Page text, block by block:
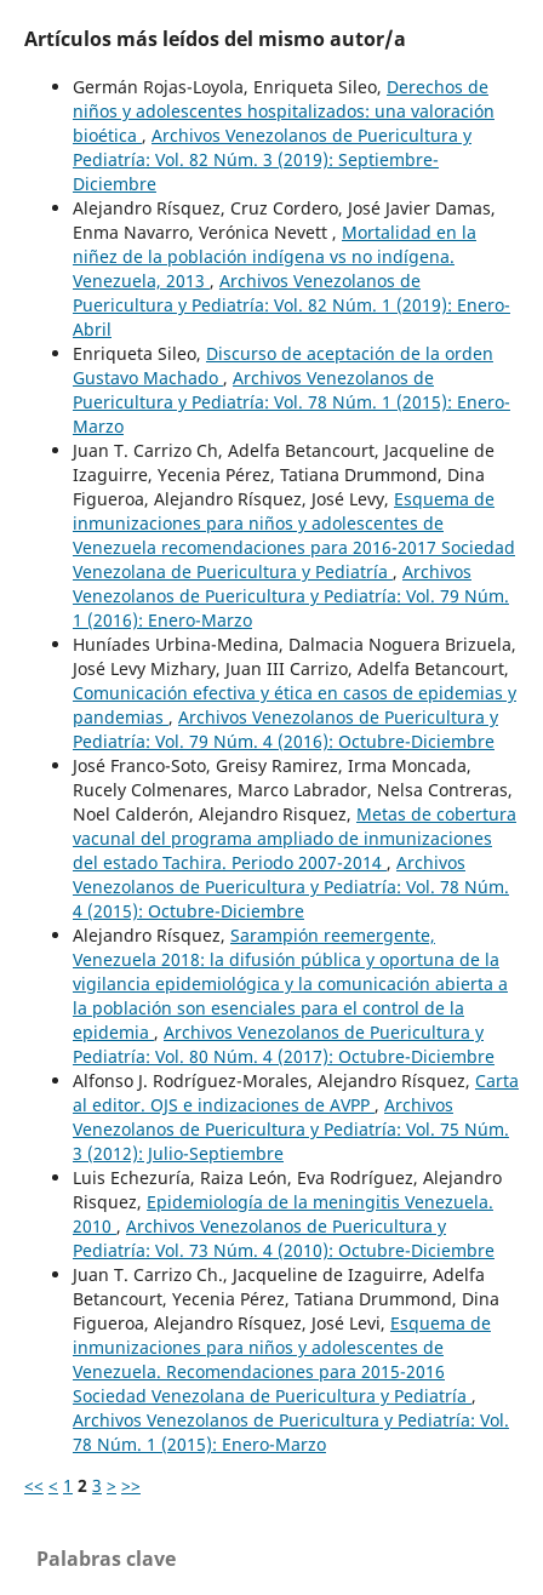
Artículos más leídos del mismo autor/a
Germán Rojas-Loyola, Enriqueta Sileo, Derechos de
niños y adolescentes hospitalizados: una valoración
bioética , Archivos Venezolanos de Puericultura y
Pediatría: Vol. 82 Núm. 3 (2019): Septiembre-
Diciembre
Alejandro Rísquez, Cruz Cordero, José Javier Damas,
Enma Navarro, Verónica Nevett , Mortalidad en la
niñez de la población indígena vs no indígena.
Venezuela, 2013 , Archivos Venezolanos de
Puericultura y Pediatría: Vol. 82 Núm. 1 (2019): Enero-
Abril
Enriqueta Sileo, Discurso de aceptación de la orden
Gustavo Machado , Archivos Venezolanos de
Puericultura y Pediatría: Vol. 78 Núm. 1 (2015): Enero-
Marzo
Juan T. Carrizo Ch, Adelfa Betancourt, Jacqueline de
Izaguirre, Yecenia Pérez, Tatiana Drummond, Dina
Figueroa, Alejandro Rísquez, José Levy, Esquema de
inmunizaciones para niños y adolescentes de
Venezuela recomendaciones para 2016-2017 Sociedad
Venezolana de Puericultura y Pediatría , Archivos
Venezolanos de Puericultura y Pediatría: Vol. 79 Núm.
1 (2016): Enero-Marzo
Huníades Urbina-Medina, Dalmacia Noguera Brizuela,
José Levy Mizhary, Juan III Carrizo, Adelfa Betancourt,
Comunicación efectiva y ética en casos de epidemias y
pandemias , Archivos Venezolanos de Puericultura y
Pediatría: Vol. 79 Núm. 4 (2016): Octubre-Diciembre
José Franco-Soto, Greisy Ramirez, Irma Moncada,
Rucely Colmenares, Marco Labrador, Nelsa Contreras,
Noel Calderón, Alejandro Risquez, Metas de cobertura
vacunal del programa ampliado de inmunizaciones
del estado Tachira. Periodo 2007-2014 , Archivos
Venezolanos de Puericultura y Pediatría: Vol. 78 Núm.
4 (2015): Octubre-Diciembre
Alejandro Rísquez, Sarampión reemergente,
Venezuela 2018: la difusión pública y oportuna de la
vigilancia epidemiológica y la comunicación abierta a
la población son esenciales para el control de la
epidemia , Archivos Venezolanos de Puericultura y
Pediatría: Vol. 80 Núm. 4 (2017): Octubre-Diciembre
Alfonso J. Rodríguez-Morales, Alejandro Rísquez, Carta
al editor. OJS e indizaciones de AVPP , Archivos
Venezolanos de Puericultura y Pediatría: Vol. 75 Núm.
3 (2012): Julio-Septiembre
Luis Echezuría, Raiza León, Eva Rodríguez, Alejandro
Risquez, Epidemiología de la meningitis Venezuela.
2010 , Archivos Venezolanos de Puericultura y
Pediatría: Vol. 73 Núm. 4 (2010): Octubre-Diciembre
Juan T. Carrizo Ch., Jacqueline de Izaguirre, Adelfa
Betancourt, Yecenia Pérez, Tatiana Drummond, Dina
Figueroa, Alejandro Rísquez, José Levi, Esquema de
inmunizaciones para niños y adolescentes de
Venezuela. Recomendaciones para 2015-2016
Sociedad Venezolana de Puericultura y Pediatría ,
Archivos Venezolanos de Puericultura y Pediatría: Vol.
78 Núm. 1 (2015): Enero-Marzo
<< < 1 2 3 > >>
Palabras clave